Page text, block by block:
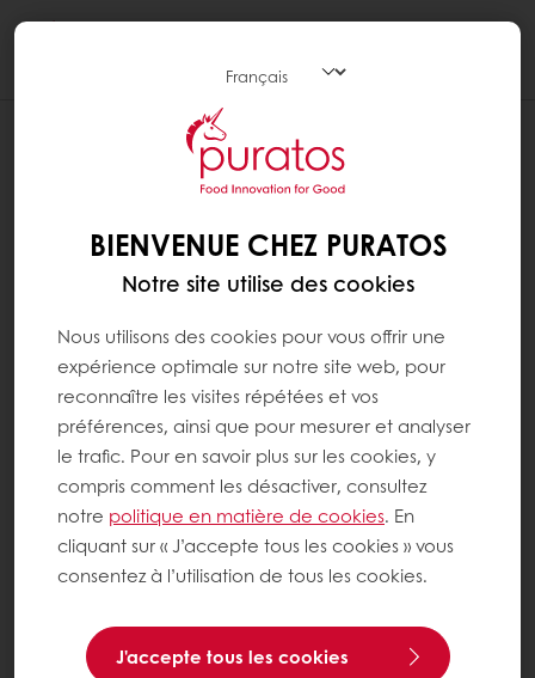
BIENVENUE CHEZ PURATOS
Notre site utilise des cookies
Nous utilisons des cookies pour vous offrir une
expérience optimale sur notre site web, pour
reconnaître les visites répétées et vos
préférences, ainsi que pour mesurer et analyser
le trafic. Pour en savoir plus sur les cookies, y
compris comment les désactiver, consultez
notre politique en matière de cookies. En
cliquant sur « J’accepte tous les cookies » vous
consentez à l’utilisation de tous les cookies.
J'accepte tous les cookies